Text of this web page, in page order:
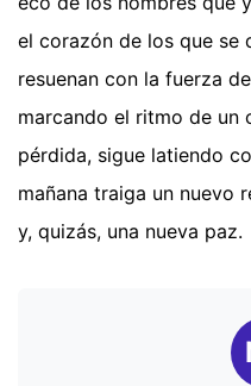
el corazón de los que se
resuenan con la fuerza
marcando el ritmo de un
pérdida, sigue latiendo
mañana traiga un nuevo
y, quizás, una nueva paz.